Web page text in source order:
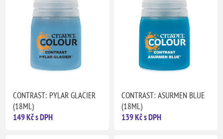
CONTRAST: PYLAR GLACIER
(18ML)
149 Kč s DPH
CONTRAST: ASURMEN BLUE
(18ML)
139 Kč s DPH